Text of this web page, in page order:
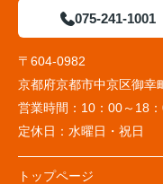
075-241-1001
〒604-0982
京都府京都市中京区御幸
営業時間： 10：00～18
定休日： 水曜日・祝日
トップページ